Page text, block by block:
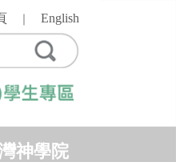
｜English
神學院